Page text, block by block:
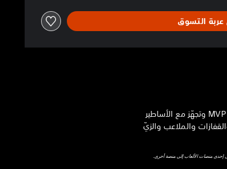
عربة التسوق
Stubs هي عملة افتراضية تُستخدم لجميع المشتريات داخل اللعبة في MLB The Show 25. استخدم عملات Stubs لصنع طاقم MVP وتجهّز مع الأساطير
والملاعب والزيّ